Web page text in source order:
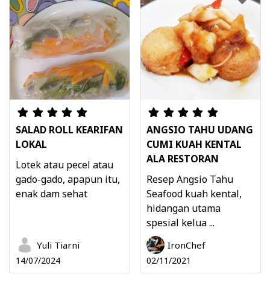
SALAD ROLL KEARIFAN
LOKAL
Lotek atau pecel atau
gado-gado, apapun itu,
enak dam sehat
Yuli Tiarni
14/07/2024
ANGSIO TAHU UDANG
CUMI KUAH KENTAL
ALA RESTORAN
Resep Angsio Tahu
Seafood kuah kental,
hidangan utama
spesial kelua ...
IronChef
02/11/2021